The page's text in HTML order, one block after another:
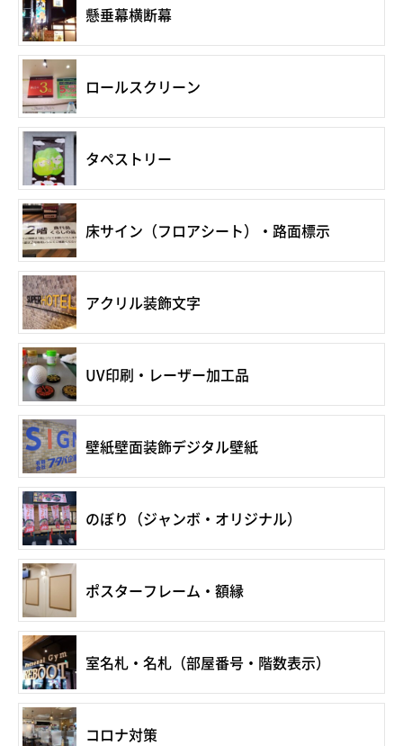
懸垂幕横断幕
ロールスクリーン
タペストリー
床サイン（フロアシート）・路面標示
アクリル装飾文字
UV印刷・レーザー加工品
壁紙壁面装飾デジタル壁紙
のぼり（ジャンボ・オリジナル）
ポスターフレーム・額縁
室名札・名札（部屋番号・階数表示）
コロナ対策